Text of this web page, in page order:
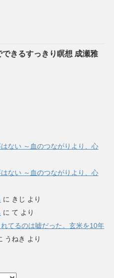
できるすっきり瞑想 成瀬雅
ない ～血のつながりより、心
ない ～血のつながりより、心
に きじ より
に て より
てるのは嘘だった。玄米を10年
うねき より